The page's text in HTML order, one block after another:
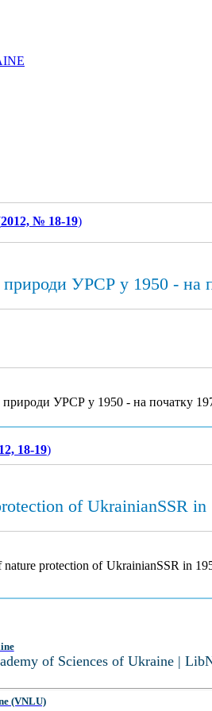
2012, № 18-19)
УРСР у 1950 - на
УРСР у 1950 - на початку
18-19)
of UkrainianSSR
protection of UkrainianSSR in
of Sciences of Ukraine |
(VNLU)